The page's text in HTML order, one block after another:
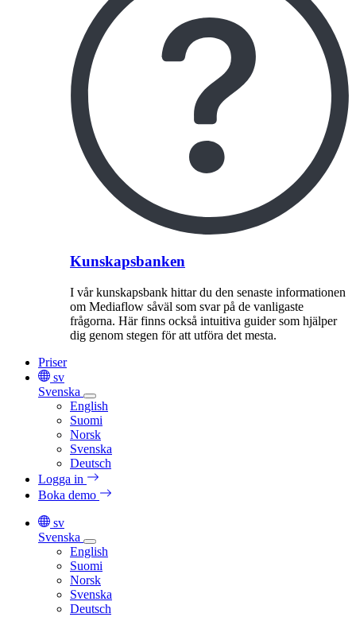
Kunskapsbanken
I vår kunskapsbank hittar du den senaste informationen
om Mediaflow såväl som svar på de vanligaste
frågorna. Här finns också intuitiva guider som hjälper
dig genom stegen för att utföra det mesta.
Priser
sv
Svenska
English
Suomi
Norsk
Svenska
Deutsch
Logga in
Boka demo
sv
Svenska
English
Suomi
Norsk
Svenska
Deutsch